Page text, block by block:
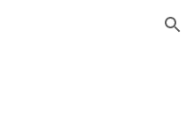
Skip to navigation